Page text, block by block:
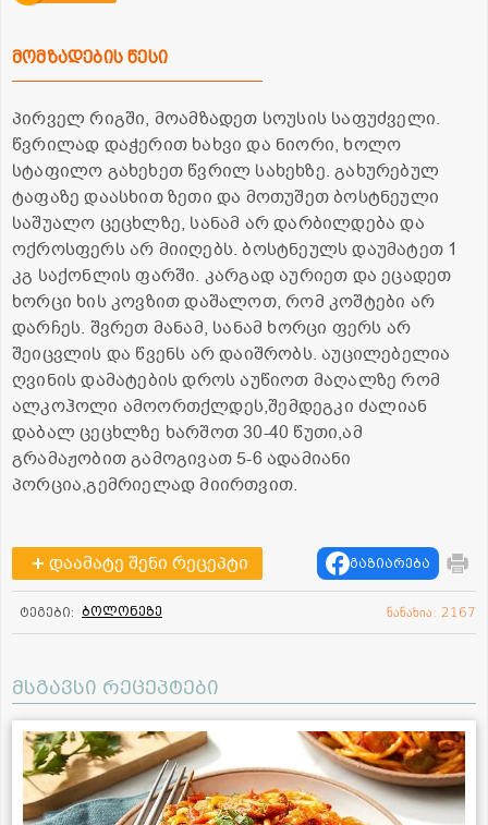
მომზადების წესი
პირველ რიგში, მოამზადეთ სოუსის საფუძველი.
წვრილად დაჭერით ხახვი და ნიორი, ხოლო
სტაფილო გახეხეთ წვრილ სახეხზე. გახურებულ
ტაფაზე დაასხით ზეთი და მოთუშეთ ბოსტნეული
საშუალო ცეცხლზე, სანამ არ დარბილდება და
ოქროსფერს არ მიიღებს. ბოსტნეულს დაუმატეთ 1
კგ საქონლის ფარში. კარგად აურიეთ და ეცადეთ
ხორცი ხის კოვზით დაშალოთ, რომ კოშტები არ
დარჩეს. შვრეთ მანამ, სანამ ხორცი ფერს არ
შეიცვლის და წვენს არ დაიშრობს. აუცილებელია
ღვინის დამატების დროს აუწიოთ მაღალზე რომ
ალკოჰოლი ამოორთქლდეს,შემდეგკი ძალიან
დაბალ ცეცხლზე ხარშოთ 30-40 წუთი,ამ
გრამაჟობით გამოგივათ 5-6 ადამიანი
პორცია,გემრიელად მიირთვით.
დაამატე შენი რეცეპტი გაზიარება
ტეგები: ბოლონეზე ნანახია: 2167
მსგავსი რეცეპტები